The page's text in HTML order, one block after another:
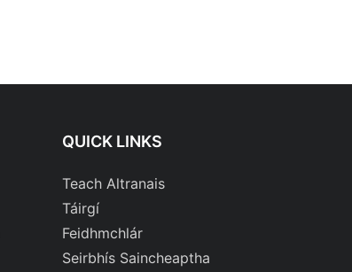
QUICK LINKS
Teach Altranais
Táirgí
Feidhmchlár
Seirbhís Saincheaptha